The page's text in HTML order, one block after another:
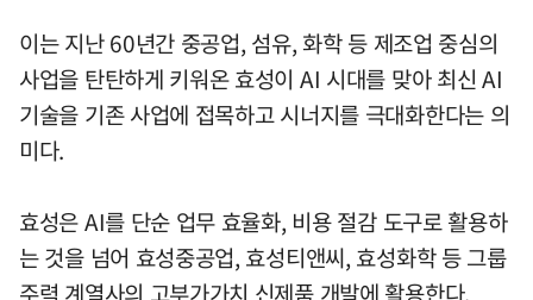
이는 지난 60년간 중공업, 섬유, 화학 등 제조업 중심의
사업을 탄탄하게 키워온 효성이 AI 시대를 맞아 최신 AI
기술을 기존 사업에 접목하고 시너지를 극대화한다는 의
미다.
효성은 AI를 단순 업무 효율화, 비용 절감 도구로 활용하
는 것을 넘어 효성중공업, 효성티앤씨, 효성화학 등 그룹
주력 계열사의 고부가가치 신제품 개발에 활용한다.